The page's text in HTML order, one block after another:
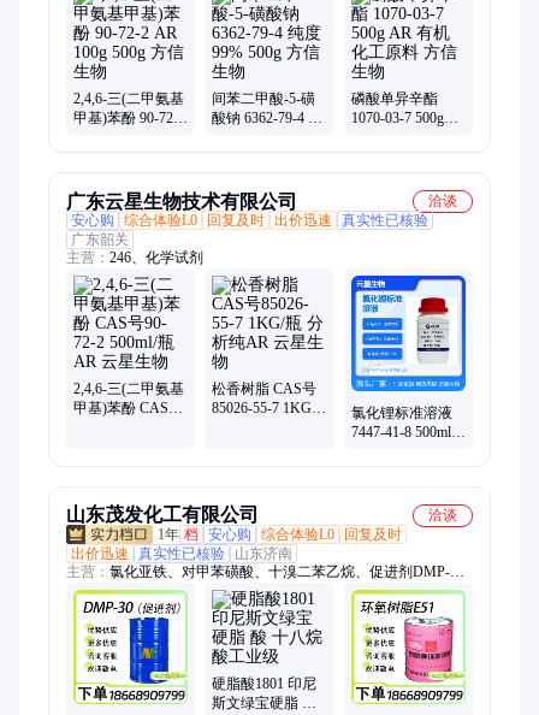
10-4、催化剂及助剂
2,4,6-三(二甲氨基
甲基)苯酚 90-72-2
间苯二甲酸-5-磺
酸钠 6362-79-4 纯
磷酸单异辛酯
1070-03-7 500g
广东云星生物技术有限公司
洽谈
安心购
综合体验L0 回复及时 出价迅速
真实性已核验
广东韶关
主营： 246、化学试剂
2,4,6-三(二甲氨基
甲基)苯酚 CAS号
松香树脂 CAS号
85026-55-7 1KG/
氯化锂标准溶液
7447-41-8 500ml/
山东茂发化工有限公司
洽谈
1年 档 安心购 综合体验L0
回复及时
出价迅速
真实性已核验
山东济南
主营： 氯化亚铁、对甲苯磺酸、十溴二苯乙烷、促进剂DMP-
30、K54促进剂、N-甲基吡咯烷酮、酚醛树脂2402、硼酸锌、叔
丁基过氧化氢TBH、木材防腐剂ACQ、癸二酸二辛酯DOS、磷
酸三乙酯TEP、硫酸锆、有机锡T12、三羟甲基丙烷、雕白粉、
衣康酸、氢氧化铝、溴酸钠、吊白块
硬脂酸1801 印尼
斯文绿宝硬脂 酸